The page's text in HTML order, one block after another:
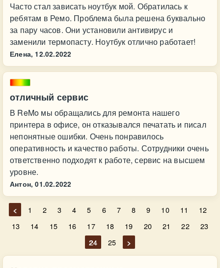
Часто стал зависать ноутбук мой. Обратилась к
ребятам в Ремо. Проблема была решена буквально
за пару часов. Они установили антивирус и
заменили термопасту. Ноутбук отлично работает!
Елена, 12.02.2022
отличный сервис
В ReMo мы обращались для ремонта нашего
принтера в офисе, он отказывался печатать и писал
непонятные ошибки. Очень понравилось
оперативность и качество работы. Сотрудники очень
ответственно подходят к работе, сервис на высшем
уровне.
Антон, 01.02.2022
< 1 2 3 4 5 6 7 8 9 10 11
12
13
14 15 16 17 18 19 20 21 22
23
24
25 >